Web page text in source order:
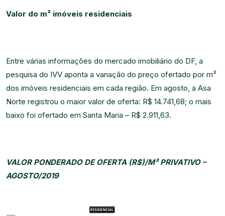
Valor do m² imóveis residenciais
Entre várias informações do mercado imobiliário do DF, a
pesquisa do IVV aponta a variação do preço ofertado por m²
dos imóveis residenciais em cada região. Em agosto, a Asa
Norte registrou o maior valor de oferta: R$ 14.741,68; o mais
baixo foi ofertado em Santa Maria – R$ 2.911,63.
VALOR PONDERADO DE OFERTA (R$)/M² PRIVATIVO –
AGOSTO/2019